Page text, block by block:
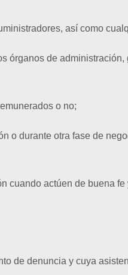
así como
órganos de
o no;
o durante otra fase de
cuando actúen de buena
de denuncia y cuya